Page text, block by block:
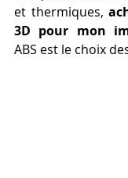
et thermiques,
3D pour mon
ABS est le choix